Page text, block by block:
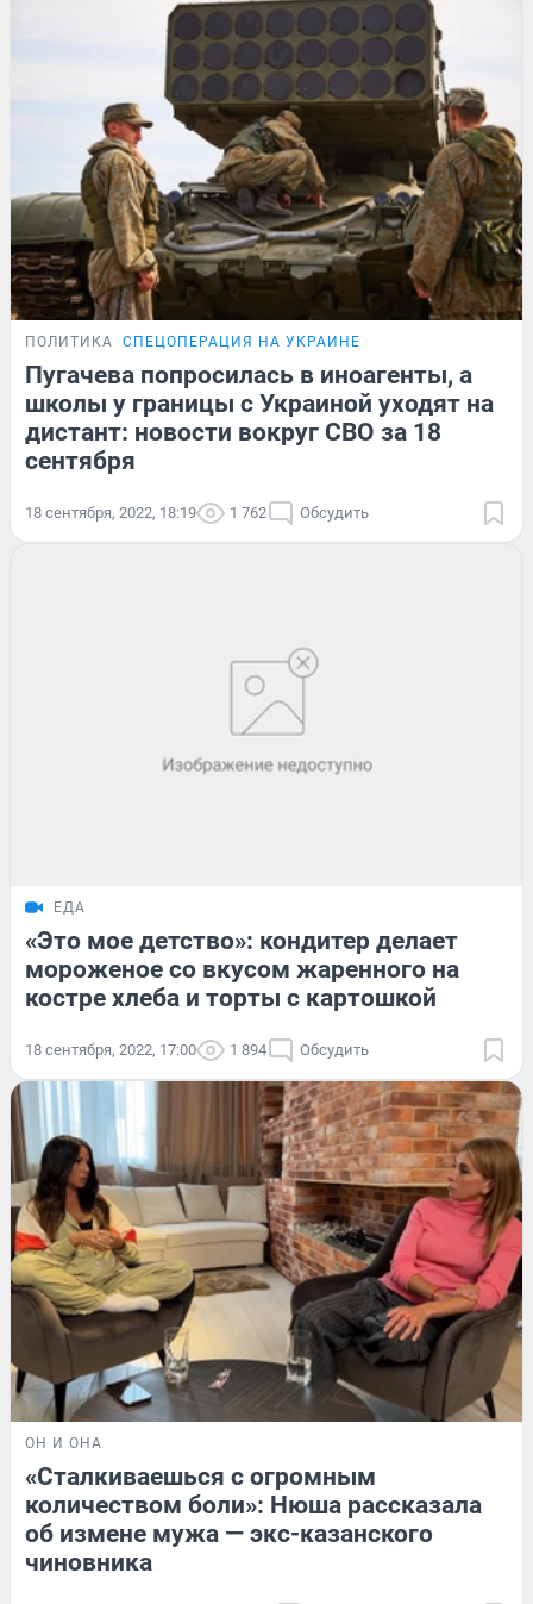
ПОЛИТИКА СПЕЦОПЕРАЦИЯ НА УКРАИНЕ
Пугачева попросилась в иноагенты, а
школы у границы с Украиной уходят на
дистант: новости вокруг СВО за 18
сентября
18 сентября, 2022, 18:19 1 762 Обсудить
ЕДА
«Это мое детство»: кондитер делает
мороженое со вкусом жаренного на
костре хлеба и торты с картошкой
18 сентября, 2022, 17:00 1 894 Обсудить
ОН И ОНА
«Сталкиваешься с огромным
количеством боли»: Нюша рассказала
об измене мужа — экс-казанского
чиновника